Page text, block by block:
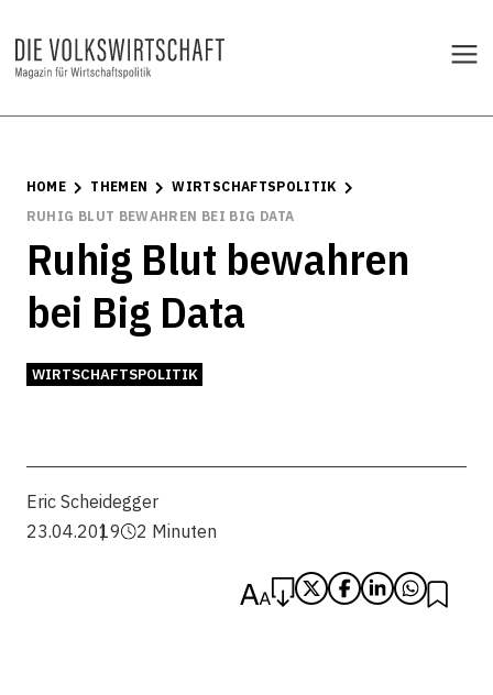
HOME THEMEN
WIRTSCHAFTSPOLITIK
RUHIG BLUT BEWAHREN BEI BIG DATA
Ruhig Blut bewahren
bei Big Data
WIRTSCHAFTSPOLITIK
Eric Scheidegger
23.04.2019
2 Minuten